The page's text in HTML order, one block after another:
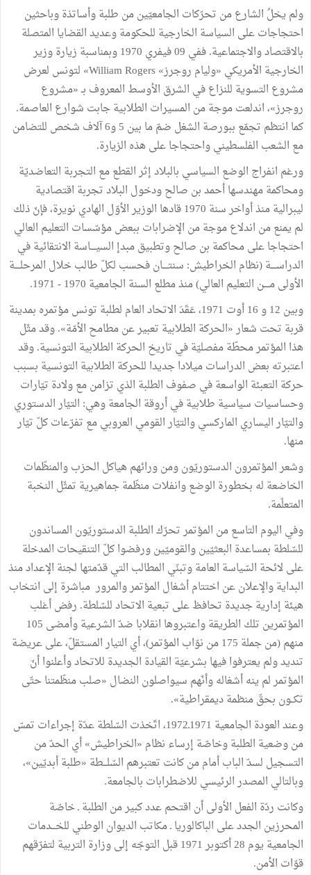
ولم يخلُ الشارع من تحرّكات الجامعيّين من طلبة وأساتذة وباحثين
احتجاجات على السياسة الخارجية للحكومة وعديد القضايا المتصلة
بالاقتصاد والاجتماعية. ففي 09 فيفري 1970 وبمناسبة زيارة وزير
الخارجية الأمريكي «وليام روجرز» William Rogers» لتونس لعرض
مشروع التسوية للنزاع في الشرق الأوسط المعروف بـ «مشروع
روجرز»، اندلعت موجة من المسيرات الطلابية جابت شوارع العاصمة.
كما انتظم تجمّع ببورصة الشغل ضمّ ما بين 5 و6 آلاف شخص للتضامن
مع الشعب الفلسطيني واحتجاجا على هذه الزيارة.
ورغم انفراج الوضع السياسي بالبلاد إثر القطع مع التجربة التعاضديّة
ومحاكمة مهندسها أحمد بن صالح ودخول البلاد تجربة اقتصادية
ليبرالية منذ أواخر سنة 1970 قادها الوزير الأوّل الهادي نويرة، فإنّ ذلك
لم يمنع من اندلاع موجة من الإضرابات ببعض مؤسّسات التعليم العالي
احتجاجا على محاكمة بن صالح وتطبيق مبدإ السيــــاسة الانتقائية في
الدراســــة (نظام الخراطيش: سنتــــان فحسب لكلّ طالب خلال المرحلــــة
الأولى مــــن التعليم العالي) منذ مطلع السنة الجامعية 1970 - 1971.
وبين 12 و 16 أوت 1971، عَقَدَ الاتحاد العام لطلبة تونس مؤتمره بمدينة
قربة تحت شعار «الحركة الطلابية تعبير عن مطامح الأمّة». وقد مثّل
هذا المؤتمر محطّة مفصليّة في تاريخ الحركة الطلابية التونسية. وقد
اعتبرته بعض الدراسات ميلادا جديدا للحركة الطلابية التونسية بسبب
حركة التعبئة الواسعة في صفوف الطلبة الذي تزامن مع ولادة تيّارات
وحساسيات سياسية طلابية في أروقة الجامعة وهي: التيّار الدستوري
والتيّار اليساري الماركسي والتيّار القومي العروبي مع تفرّعات كلّ تيّار
منها.
وشعر المؤتمرون الدستوريّون ومن ورائهم هياكل الحزب والمنظّمات
الخاضعة له بخطورة الوضع وانفلات منظّمة جماهيرية تمثّل النخبة
المتعلّمة.
وفي اليوم التاسع من المؤتمر تحرّك الطلبة الدستوريّون المساندون
للسّلطة بمساعدة البعثيّين والقوميّين ورفضوا كلّ التنقيحات المدخلة
على لائحة السّياسة العامة وتبنّي المطالب التي قدّمتها لجنة الإعداد منذ
البداية والإعلان عن اختتام أشغال المؤتمر والمرور مباشرة إلى انتخاب
هيئة إدارية جديدة تحافظ على تبعية الاتحاد للسّلطة. رفض أغلب
المؤتمرين تلك الطريقة واعتبروها انقلابا ضدّ الشرعية وأمضى 105
منهم (من جملة 175 من نوّاب المؤتمر)، أي التيار المستقلّ، على عريضة
تنديد ولم يعترفوا فيها بشرعيّة القيادة الجديدة للاتحاد وأعلنوا أنّ
المؤتمر لم ينه أشغاله وأنّهم سيواصلون النضال «صلب منظّمتنا حتّى
تكــون بحقّ منظمة ديمقراطية».
وعند العودة الجامعية 1971ـ1972، اتّخذت السّلطة عدّة إجراءات تمسّ
من وضعية الطلبة وخاصّة إرساء نظام «الخراطيش» أي الحدّ من
التسجيل لسدّ الباب أمام من كانت تعتبرهم السّلـــطة «طلبة أبديّين»،
وبالتالي المصدر الرئيسي للاضطرابات بالجامعة.
وكانت ردّة الفعل الأولى أن اقتحم عدد كبير من الطلبة ـ خاصّة
المحرزين الجدد على الباكالوريا ـ مكاتب الديوان الوطني للخـــدمات
الجامعية يوم 28 أكتوبر 1971 قبل التوجّه إلى وزارة التربية لتفرّقهم
قوّات الأمن.